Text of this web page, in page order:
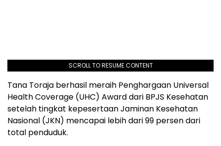
SCROLL TO RESUME CONTENT
Tana Toraja berhasil meraih Penghargaan Universal
Health Coverage (UHC) Award dari BPJS Kesehatan
setelah tingkat kepesertaan Jaminan Kesehatan
Nasional (JKN) mencapai lebih dari 99 persen dari
total penduduk.